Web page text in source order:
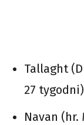
Tallaght
27 tygodni)
Navan (hr.